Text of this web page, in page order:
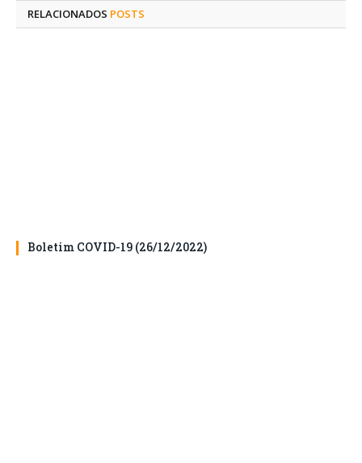
RELACIONADOS POSTS
Boletim COVID-19 (26/12/2022)